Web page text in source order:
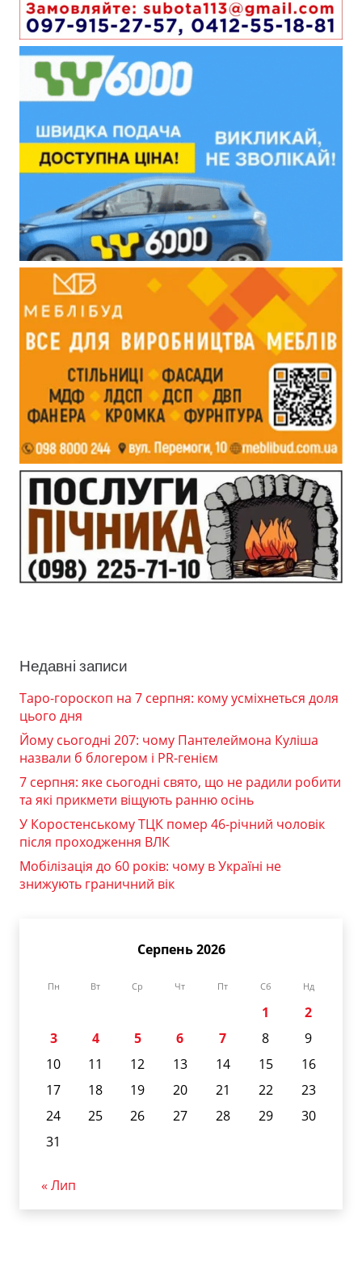
Недавні записи
Таро-гороскоп на 7 серпня: кому усміхнеться доля
цього дня
Йому сьогодні 207: чому Пантелеймона Куліша
назвали б блогером і PR-генієм
7 серпня: яке сьогодні свято, що не радили робити
та які прикмети віщують ранню осінь
У Коростенському ТЦК помер 46-річний чоловік
після проходження ВЛК
Мобілізація до 60 років: чому в Україні не
знижують граничний вік
Серпень 2026
Пн Вт Ср Чт Пт Сб Нд
1
2
3
4 5 6 7 8
9
10
11 12 13 14 15
16
17
18 19 20 21 22
23
24
25 26 27 28 29
30
31
« Лип